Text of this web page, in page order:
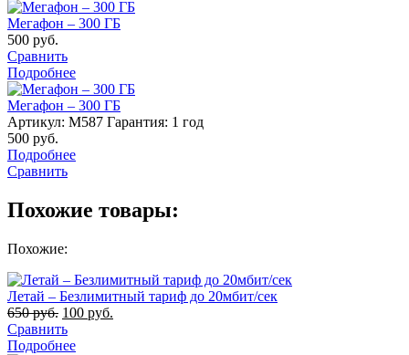
Мегафон – 300 ГБ
500 руб.
Сравнить
Подробнее
Мегафон – 300 ГБ
Артикул: M587 Гарантия: 1 год
500 руб.
Подробнее
Сравнить
Похожие товары:
Похожие:
Летай – Безлимитный тариф до 20мбит/сек
650руб. 100 руб.
Сравнить
Подробнее